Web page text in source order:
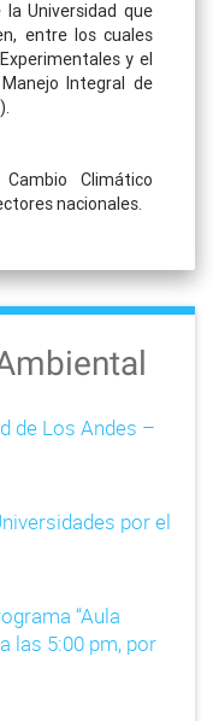
Universidad que
entre los cuales
y el
Integral de
Climático
nacionales.
de Los Andes –
por el
“Aula
las 5:00 pm, por